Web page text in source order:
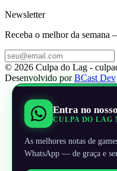
Newsletter
Receba o melhor da semana
© 2026 Culpa do Lag -
Desenvolvido porBCast Dev
Entra no
CULPA DO LAG
As melhores notas de
WhatsApp — de graça e